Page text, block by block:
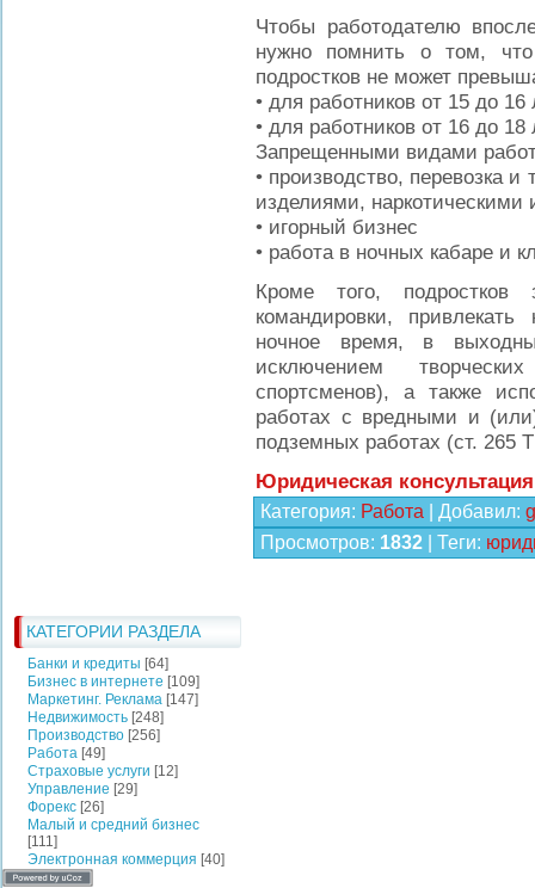
КАТЕГОРИИ РАЗДЕЛА
Банки и кредиты [64]
Бизнес в интернете [109]
Маркетинг. Реклама [147]
Недвижимость [248]
Производство [256]
Работа [49]
Страховые услуги [12]
Управление [29]
Форекс [26]
Малый и средний бизнес
[111]
Электронная коммерция [40]
Чтобы работодателю
нужно помнить о том, что
подростков не может
• для работников от 15 до 16
• для работников от 16 до 18
Запрещенными видами
• производство, перевозка
изделиями, наркотическими
• игорный бизнес
• работа в ночных кабаре и
Кроме того, подростков
командировки,
ночное время, в
исключением
спортсменов), а также
работах с вредными и
подземных работах (ст. 265
Юридическая
Категория: Работа Добавил:
Просмотров: 1832 Теги: